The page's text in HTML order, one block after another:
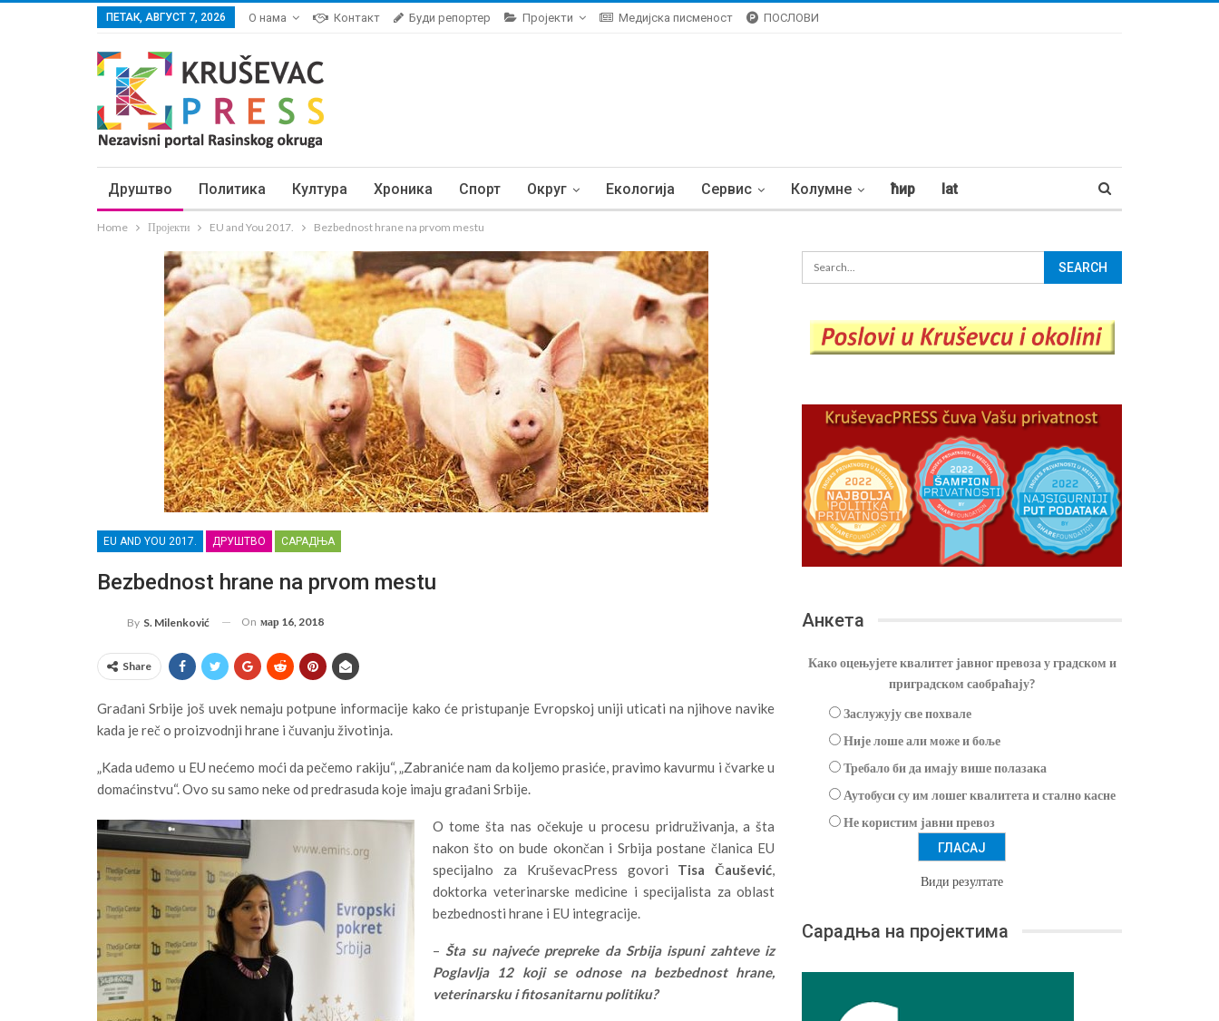
ПЕТАК, АВГУСТ 7, 2026 О нама Контакт Буди репортер Пројекти Медијска писменост ПОСЛОВИ
Друштво Политика Култура Хроника Спорт Округ Екологија Сервис Колумне ћир lat
Home Пројекти EU and You 2017. Bezbednost hrane na prvom mestu
EU AND YOU 2017. ДРУШТВО САРАДЊА
Bezbednost hrane na prvom mestu
By S. Milenković On мар 16, 2018
Share
Građani Srbije još uvek nemaju potpune informacije kako će pristupanje Evropskoj uniji uticati na njihove navike
kada je reč o proizvodnji hrane i čuvanju životinja.
„Kada uđemo u EU nećemo moći da pečemo rakiju“, „Zabraniće nam da koljemo prasiće, pravimo kavurmu i čvarke u
domaćinstvu“. Ovo su samo neke od predrasuda koje imaju građani Srbije.
O tome šta nas očekuje u procesu pridruživanja, a šta
nakon što on bude okončan i Srbija postane članica EU
specijalno za KruševacPress govori Tisa Čaušević,
doktorka veterinarske medicine i specijalista za oblast
bezbednosti hrane i EU integracije.
–Šta su najveće prepreke da Srbija ispuni zahteve iz
Poglavlja 12 koji se odnose na bezbednost hrane,
veterinarsku i fitosanitarnu politiku?
Анкета
Како оцењујете квалитет јавног превоза у градском и
приградском саобраћају?
Заслужују све похвале
Није лоше али може и боље
Требало би да имају више полазака
Аутобуси су им лошег квалитета и стално касне
Не користим јавни превоз
Види резултате
Сарадња на пројектима